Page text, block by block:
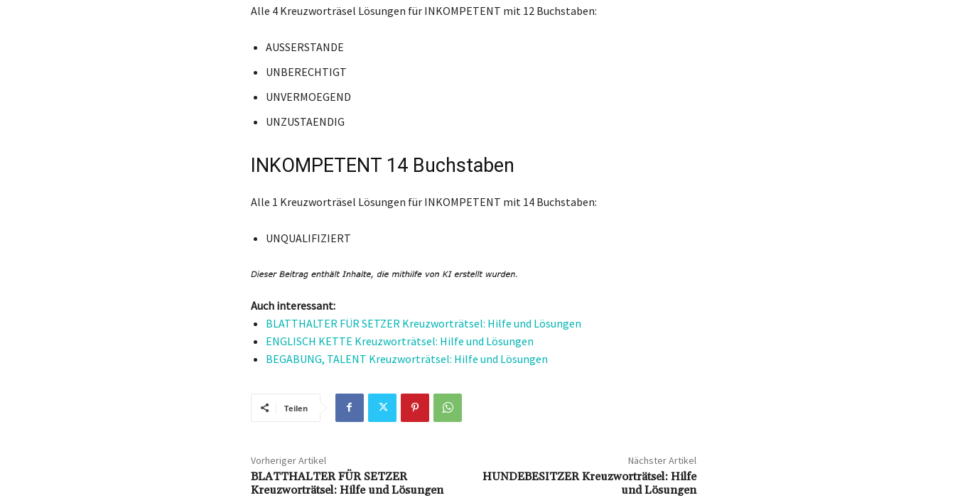
Alle 4 Kreuzworträsel Lösungen für INKOMPETENT mit 12 Buchstaben:
AUSSERSTANDE
UNBERECHTIGT
UNVERMOEGEND
UNZUSTAENDIG
INKOMPETENT 14 Buchstaben
Alle 1 Kreuzworträsel Lösungen für INKOMPETENT mit 14 Buchstaben:
UNQUALIFIZIERT
Auch interessant:
BLATTHALTER FÜR SETZER Kreuzworträtsel: Hilfe und Lösungen
ENGLISCH KETTE Kreuzworträtsel: Hilfe und Lösungen
BEGABUNG, TALENT Kreuzworträtsel: Hilfe und Lösungen
Teilen
Vorheriger Artikel
BLATTHALTER FÜR SETZER
Kreuzworträtsel: Hilfe und Lösungen
Nächster Artikel
HUNDEBESITZER Kreuzworträtsel: Hilfe
und Lösungen